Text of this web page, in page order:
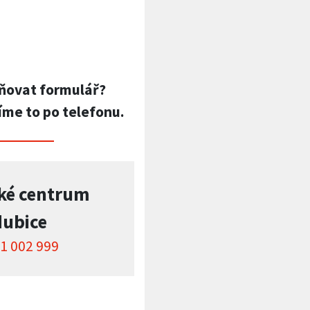
formulář?
to po telefonu.
centrum
002 999